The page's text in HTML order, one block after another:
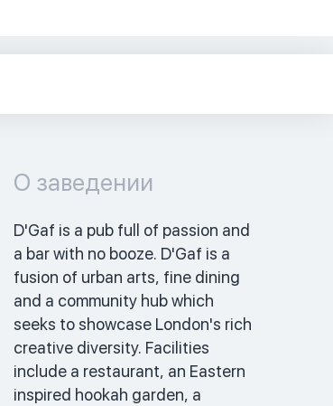
О заведении
D'Gaf is a pub full of passion and
a bar with no booze. D'Gaf is a
fusion of urban arts, fine dining
and a community hub which
seeks to showcase London's rich
creative diversity. Facilities
include a restaurant, an Eastern
inspired hookah garden, a